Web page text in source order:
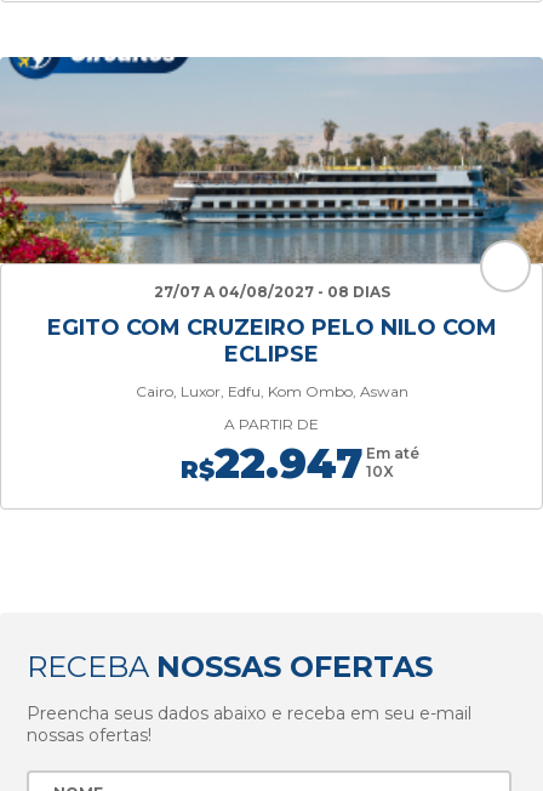
27/07 A 04/08/2027 - 08 DIAS
EGITO COM CRUZEIRO PELO NILO COM
ECLIPSE
Cairo, Luxor, Edfu, Kom Ombo, Aswan
A PARTIR DE
R$22.947 Em até
10X
RECEBA NOSSAS OFERTAS
Preencha seus dados abaixo e receba em seu e-mail
nossas ofertas!